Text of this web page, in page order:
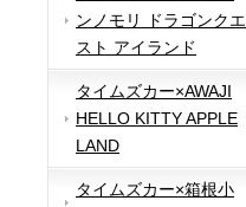
ンノモリ ドラゴンクエ
スト アイランド
タイムズカー×AWAJI
HELLO KITTY APPLE
LAND
タイムズカー×箱根小